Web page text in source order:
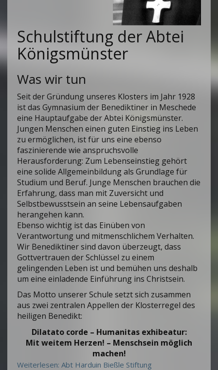
Schulstiftung der Abtei
Königsmünster
Was wir tun
Seit der Gründung unseres Klosters im Jahr 1928
ist das Gymnasium der Benediktiner in Meschede
eine Hauptaufgabe der Abtei Königsmünster.
Jungen Menschen einen guten Einstieg ins Leben
zu ermöglichen, ist für uns eine ebenso
faszinierende wie anspruchsvolle
Herausforderung: Zum Lebenseinstieg gehört
eine solide Allgemeinbildung als Grundlage für
Studium und Beruf. Junge Menschen brauchen die
Erfahrung, dass man mit Zuversicht und
Selbstbewusstsein an seine Lebensaufgaben
herangehen kann.
Ebenso wichtig ist das Einüben von
Verantwortung und mitmenschlichem Verhalten.
Wir Benediktiner sind davon überzeugt, dass
Gottvertrauen der Schlüssel zu einem
gelingenden Leben ist und bemühen uns deshalb
um eine einladende Einführung ins Christsein.
Das Motto unserer Schule setzt sich zusammen
aus zwei zentralen Appellen der Klosterregel des
heiligen Benedikt:
Dilatato corde – Humanitas exhibeatur:
Mit weitem Herzen! – Menschsein möglich
machen!
Weiterlesen: Abt Harduin Bießle Stiftung